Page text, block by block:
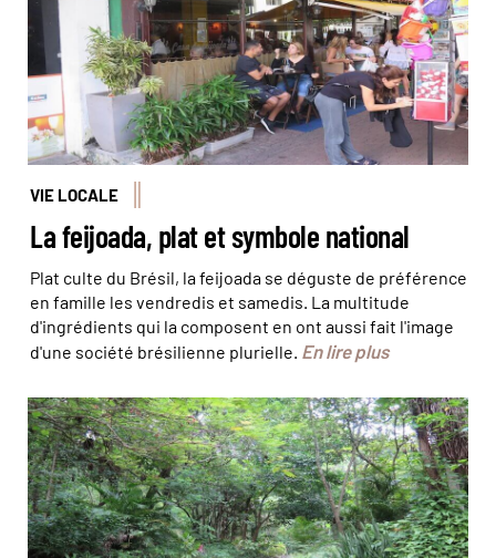
VIE LOCALE
La feijoada, plat et symbole national
Plat culte du Brésil, la feijoada se déguste de préférence
en famille les vendredis et samedis. La multitude
d'ingrédients qui la composent en ont aussi fait l'image
d'une société brésilienne plurielle. En lire plus
Un petit air de forêt tropicale en pleine ville © Olivier
Bodart (@BeatIt!)